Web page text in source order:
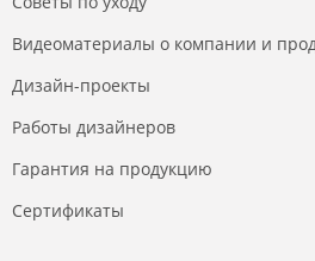
Видеоматериалы о компании и
Дизайн-проекты
Работы дизайнеров
Гарантия на продукцию
Сертификаты